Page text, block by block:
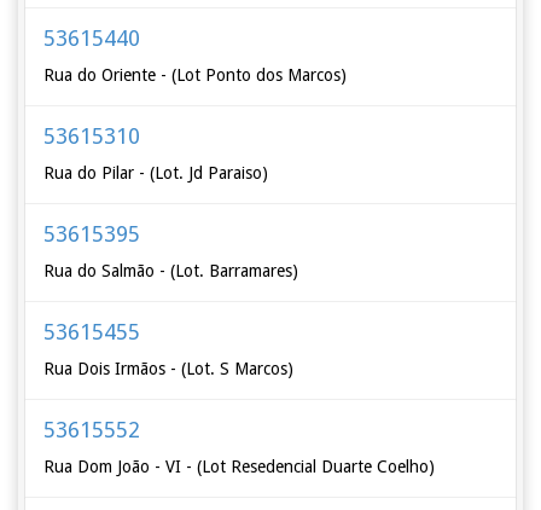
53615440
Rua do Oriente - (Lot Ponto dos Marcos)
53615310
Rua do Pilar - (Lot. Jd Paraiso)
53615395
Rua do Salmão - (Lot. Barramares)
53615455
Rua Dois Irmãos - (Lot. S Marcos)
53615552
Rua Dom João - VI - (Lot Resedencial Duarte Coelho)